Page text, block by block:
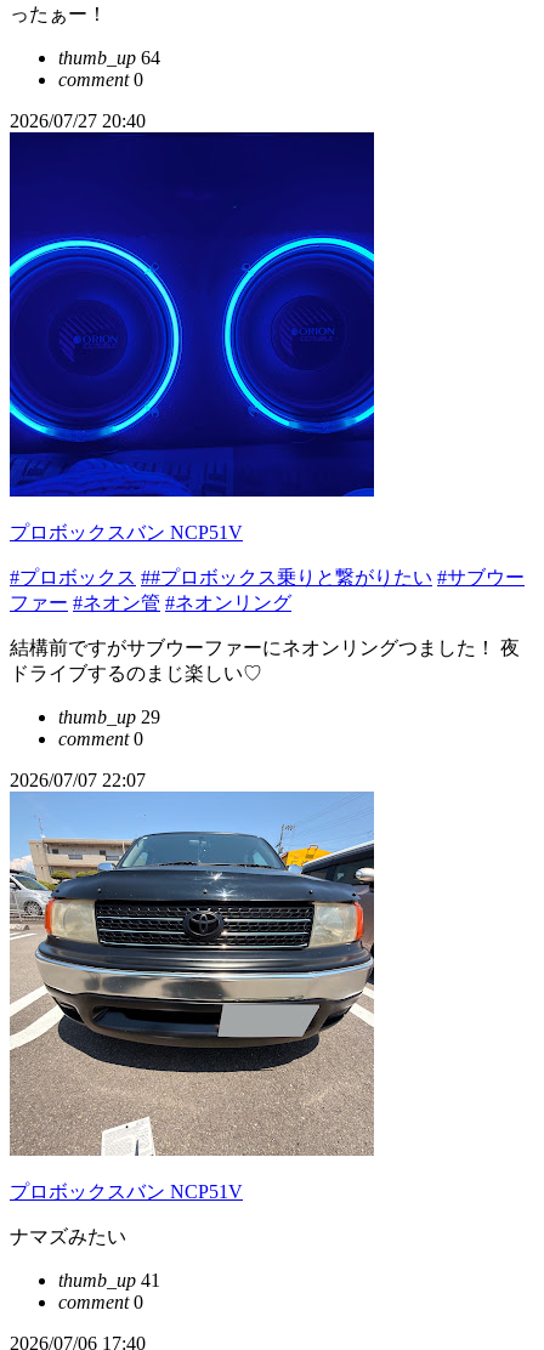
ったぁー！
thumb_up 64
comment0
2026/07/27 20:40
プロボックスバン NCP51V
#プロボックス ##プロボックス乗りと繋がりたい #サブウー
ファー #ネオン管 #ネオンリング
結構前ですがサブウーファーにネオンリングつました！ 夜
ドライブするのまじ楽しい♡
thumb_up 29
comment0
2026/07/07 22:07
プロボックスバン NCP51V
ナマズみたい
thumb_up 41
comment0
2026/07/06 17:40